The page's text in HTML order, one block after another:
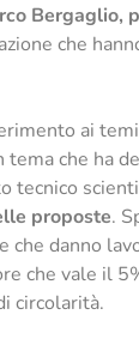
Bergaglio,
che
ai
tema che ha
tecnico
proposte.
che danno
che vale il
circolarità.